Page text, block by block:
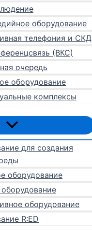
оборудование
телефония и СКД
(ВКС)
очередь
оборудование
комплексы
для создания
оборудование
оборудование
R:ED